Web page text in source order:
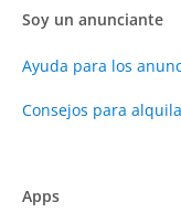
Soy un anunciante
Ayuda para los
Consejos para
Apps